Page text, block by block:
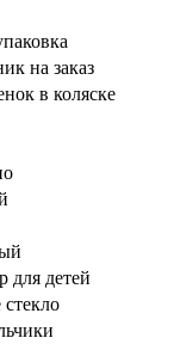
на заказ
в коляске
для детей
стекло